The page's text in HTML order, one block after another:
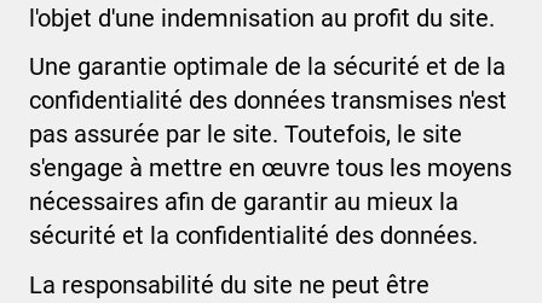
l'objet d'une indemnisation au profit du site.
Une garantie optimale de la sécurité et de la
confidentialité des données transmises n'est
pas assurée par le site. Toutefois, le site
s'engage à mettre en œuvre tous les moyens
nécessaires afin de garantir au mieux la
sécurité et la confidentialité des données.
La responsabilité du site ne peut être